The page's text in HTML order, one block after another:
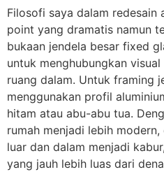
Filosofi saya dalam redesain
point yang dramatis namun
bukaan jendela besar fixed
untuk menghubungkan
ruang dalam. Untuk framing
menggunakan profil
hitam atau abu-abu tua.
rumah menjadi lebih
luar dan dalam menjadi
yang jauh lebih luas dari